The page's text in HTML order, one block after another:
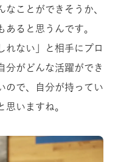
ことができそうか、
ると思うんです。
れない」と相手にプロ
分がどんな活躍ができ
ので、自分が持ってい
思いますね。